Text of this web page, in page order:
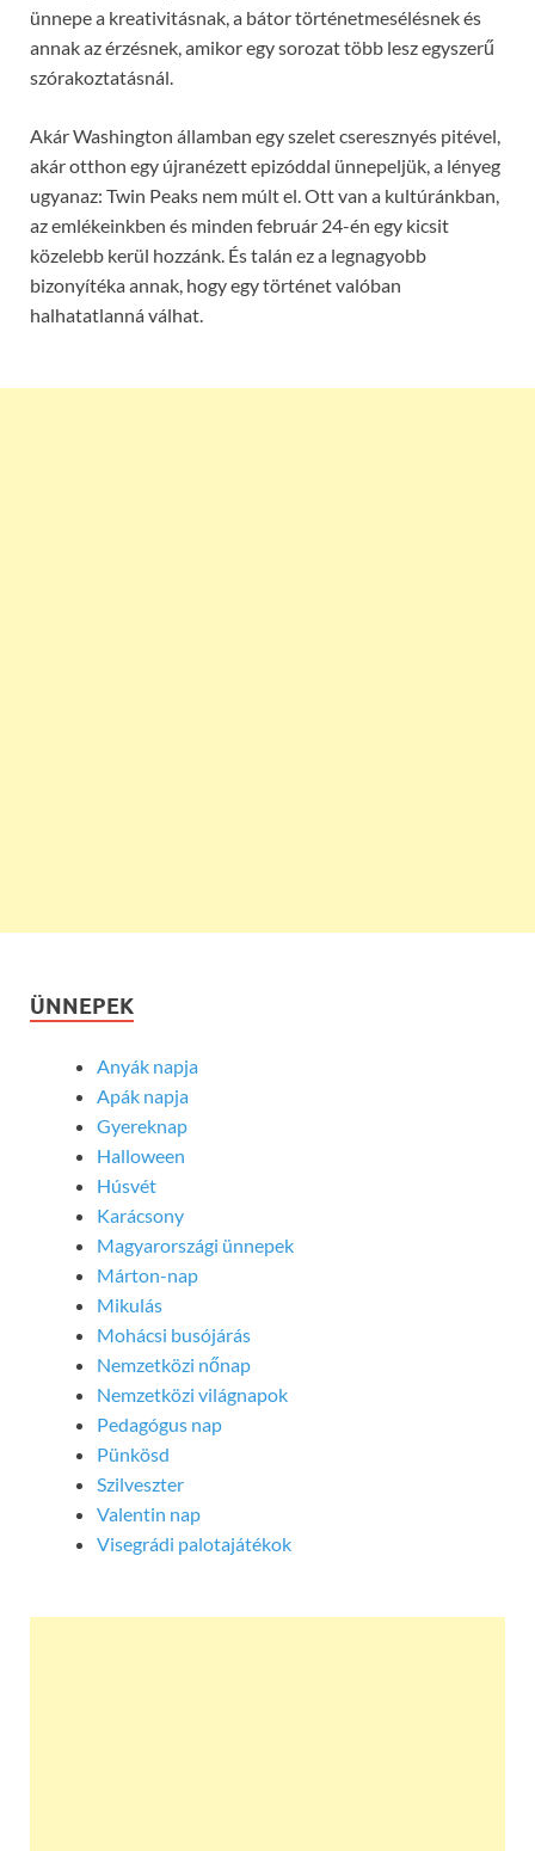
ünnepe a kreativitásnak, a bátor történetmesélésnek és
annak az érzésnek, amikor egy sorozat több lesz egyszerű
szórakoztatásnál.
Akár Washington államban egy szelet cseresznyés pitével,
akár otthon egy újranézett epizóddal ünnepeljük, a lényeg
ugyanaz: Twin Peaks nem múlt el. Ott van a kultúránkban,
az emlékeinkben és minden február 24-én egy kicsit
közelebb kerül hozzánk. És talán ez a legnagyobb
bizonyítéka annak, hogy egy történet valóban
halhatatlanná válhat.
ÜNNEPEK
Anyák napja
Apák napja
Gyereknap
Halloween
Húsvét
Karácsony
Magyarországi ünnepek
Márton-nap
Mikulás
Mohácsi busójárás
Nemzetközi nőnap
Nemzetközi világnapok
Pedagógus nap
Pünkösd
Szilveszter
Valentin nap
Visegrádi palotajátékok